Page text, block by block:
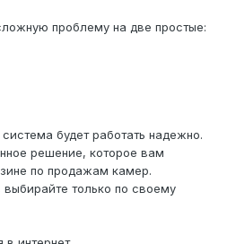
проблему на две простые:
будет работать надежно.
решение, которое вам
по продажам камер.
только по своему